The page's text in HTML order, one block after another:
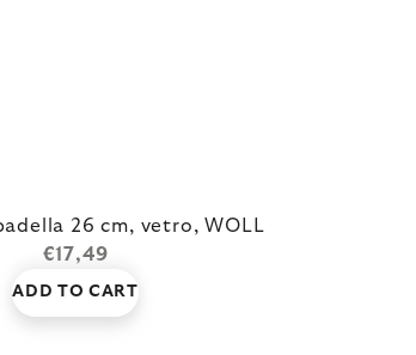
26 cm, vetro, WOLL
€17,49
ADD TO CART